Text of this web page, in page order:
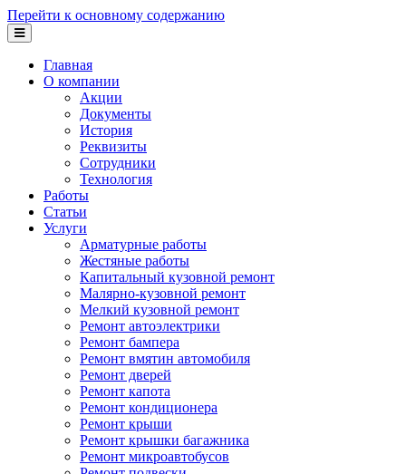
Перейти к основному содержанию
Главная
О компании
Акции
Документы
История
Реквизиты
Сотрудники
Технология
Работы
Статьи
Услуги
Арматурные работы
Жестяные работы
Капитальный кузовной ремонт
Малярно-кузовной ремонт
Мелкий кузовной ремонт
Ремонт автоэлектрики
Ремонт бампера
Ремонт вмятин автомобиля
Ремонт дверей
Ремонт капота
Ремонт кондиционера
Ремонт крыши
Ремонт крышки багажника
Ремонт микроавтобусов